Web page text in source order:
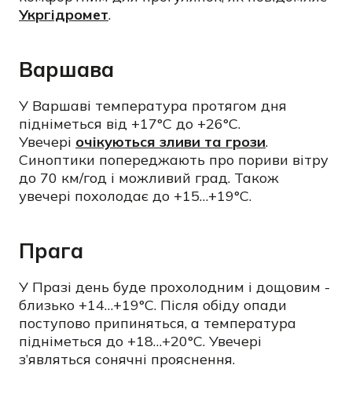
Укргідромет.
Варшава
У Варшаві температура протягом дня
підніметься від +17°C до +26°C.
Увечері очікуються зливи та грози.
Синоптики попереджають про пориви вітру
до 70 км/год і можливий град. Також
увечері похолодає до +15…+19°C.
Прага
У Празі день буде прохолодним і дощовим -
близько +14…+19°C. Після обіду опади
поступово припиняться, а температура
підніметься до +18…+20°C. Увечері
з’являться сонячні прояснення.